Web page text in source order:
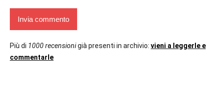
Più di 1000 recensionigià presenti in archivio: vieni a leggerle e
commentarle